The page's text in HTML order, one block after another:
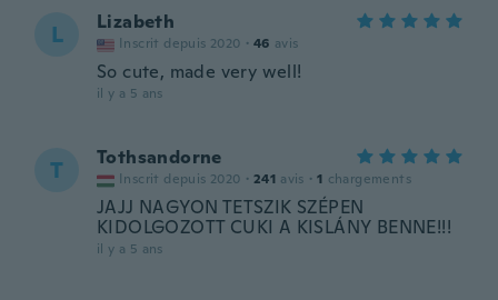
L Lizabeth
Inscrit depuis 2020 · 46 avis
So cute, made very well!
il y a 5 ans
T Tothsandorne
Inscrit depuis 2020 · 241 avis · 1 chargements
JAJJ NAGYON TETSZIK SZÉPEN
KIDOLGOZOTT CUKI A KISLÁNY BENNE!!!
il y a 5 ans